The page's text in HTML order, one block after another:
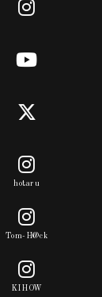
hotaru
Tom-H@ck
KIHOW